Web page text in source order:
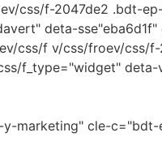
css/f-2047de2 .bdt-
deta-
css/f v/css/froev/css/
f_type="widget"
y-marketing" cle-